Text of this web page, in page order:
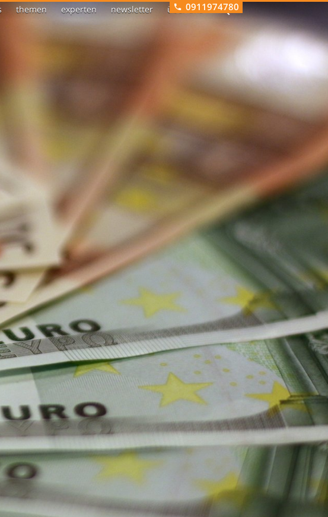
themen experten newsletter über uns0911974780